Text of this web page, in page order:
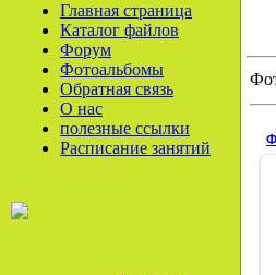
Главная страница
Каталог файлов
Форум
Фотоальбомы
Обратная связь
О нас
полезные ссылки
Расписание занятий